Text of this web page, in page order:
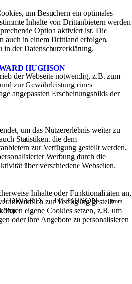
HUGHSON
EDWARD HUGHSON
from
Pop
Wales in Australien stammend, lebt und arbeitet
in Hamburg.
Genres Folk & Country.
er Klassiker neu und rundet sein Programm mit
um Besuchern ein optimales
Inhalte von Drittanbietern werden
Option aktiviert ist. Die
auch in einem Drittland erfolgen.
in der Datenschutzerklärung.
der Webseite notwendig, z.B. zum
zur Gewährleistung eines
angepassten Erscheinungsbilds der
um das Nutzererlebnis weiter zu
Statistiken, die dem
zur Verfügung gestellt werden,
Werbung durch die
über verschiedene Webseiten.
Inhalte oder Funktionalitäten an,
zur Verfügung gestellt
eigene Cookies setzen, z.B. um
oder ihre Angebote zu personalisieren